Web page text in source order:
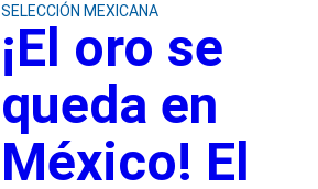
SELECCIÓN MEXICANA
¡El oro se
queda en
México! El